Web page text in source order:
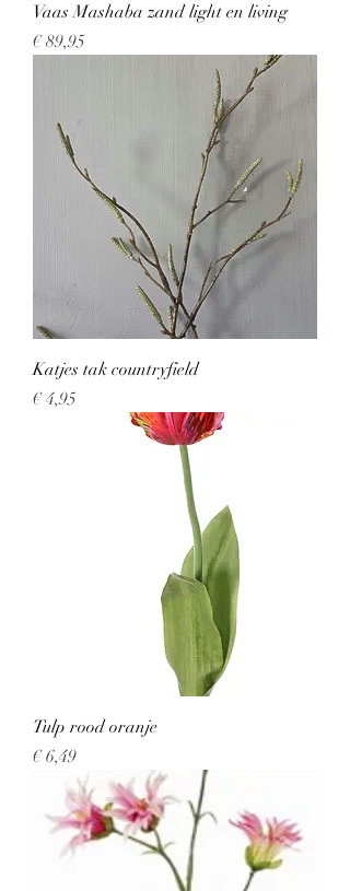
Vaas Mashaba zand light en living
Prijs
€ 89,95
Katjes tak countryfield
Prijs
€ 4,95
Tulp rood oranje
Prijs
€ 6,49